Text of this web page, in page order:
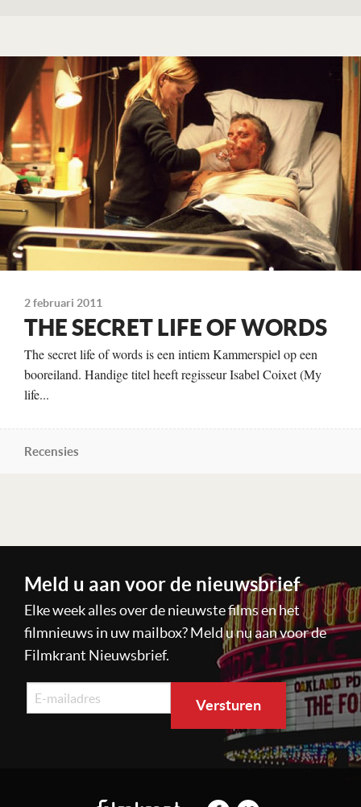
RCV
Te zien
vanaf 30 maart
2 februari 2011
THE SECRET LIFE OF WORDS
The secret life of words is een intiem Kammerspiel op een
booreiland. Handige titel heeft regisseur Isabel Coixet (My
life...
Recensies
Meld u aan voor de nieuwsbrief
Elke week alles over de nieuwste films en het
filmnieuws in uw mailbox? Meld u nu aan voor de
Filmkrant Nieuwsbrief.